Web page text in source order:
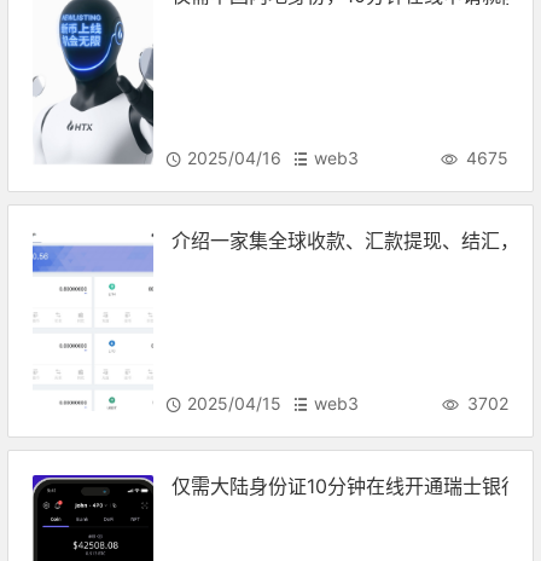
2025/04/16 web3 4675
介绍一家集全球收款、汇款提现、结汇，
2025/04/15 web3 3702
仅需大陆身份证10分钟在线开通瑞士银行